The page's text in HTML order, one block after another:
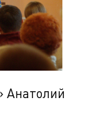
Анатолий